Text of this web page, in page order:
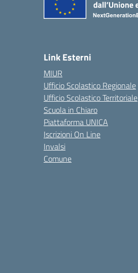
Link Esterni
MIUR
Ufficio Scolastico Regionale
Ufficio Scolastico Territoriale
Scuola in Chiaro
Piattaforma UNICA
Iscrizioni On Line
Invalsi
Comune